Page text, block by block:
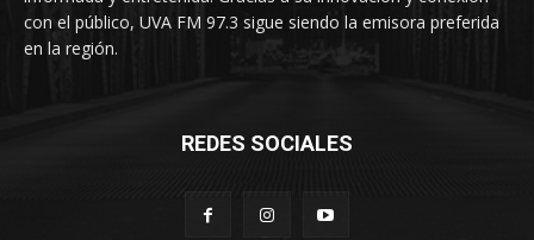
con el público, UVA FM 97.3 sigue siendo la emisora preferida
en la región.
REDES SOCIALES